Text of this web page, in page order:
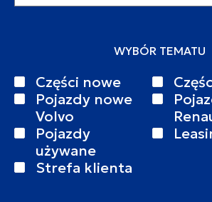
WYBÓR TEMATU
Części nowe
Pojazdy nowe
Volvo
Pojazdy
używane
Strefa klienta